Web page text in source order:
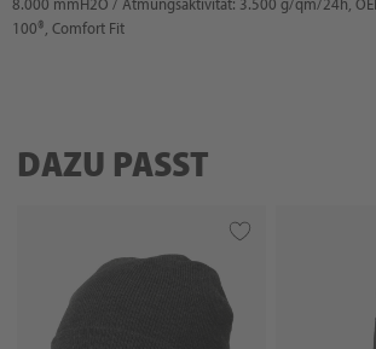
100®, Comfort Fit
DAZU PASST